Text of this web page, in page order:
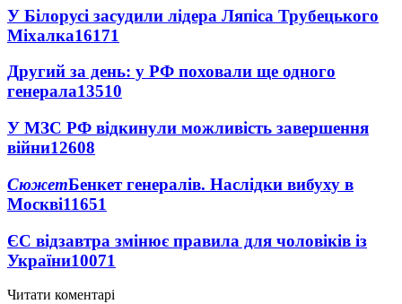
У Білорусі засудили лідера Ляпіса Трубецького
Міхалка16171
Другий за день: у РФ поховали ще одного
генерала13510
У МЗС РФ відкинули можливість завершення
війни12608
СюжетБенкет генералів. Наслідки вибуху в
Москві11651
ЄС відзавтра змінює правила для чоловіків із
України10071
Читати коментарі